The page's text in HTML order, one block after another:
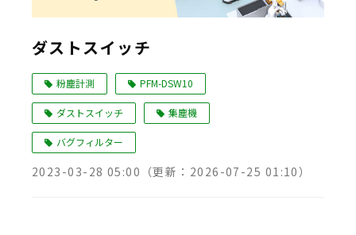
ダストスイッチ
粉塵計測 PFM-DSW10
ダストスイッチ 集塵機
バグフィルター
2023-03-28 05:00 （更新： 2026-07-25 01:10）